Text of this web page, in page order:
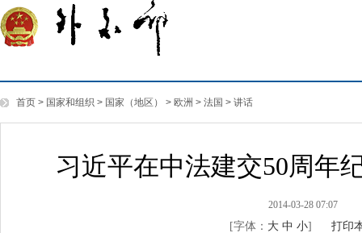
首页 > 国家和组织 > 国家（地区） > 欧洲 > 法国 > 讲话
习近平在中法建交50周年
2014-03-28 07:07
[字体： 大 中 小] 打印